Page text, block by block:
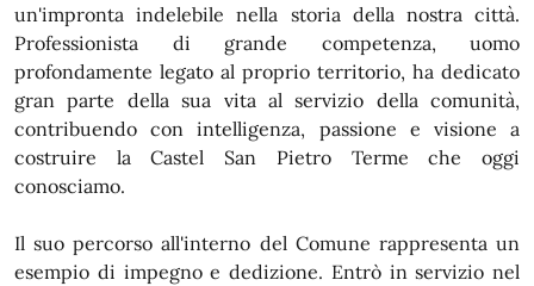
un'impronta indelebile nella storia della nostra città.
Professionista di grande competenza, uomo
profondamente legato al proprio territorio, ha dedicato
gran parte della sua vita al servizio della comunità,
contribuendo con intelligenza, passione e visione a
costruire la Castel San Pietro Terme che oggi
conosciamo.
Il suo percorso all'interno del Comune rappresenta un
esempio di impegno e dedizione. Entrò in servizio nel